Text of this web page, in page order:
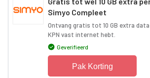
Simyo Compleet
Ontvang gratis tot 10 GB extra
KPN vast internet hebt.
Geverifieerd
Pak Korting